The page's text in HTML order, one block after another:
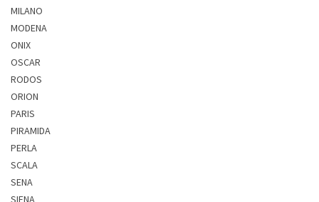
MILANO
MODENA
ONIX
OSCAR
RODOS
ORION
PARIS
PIRAMIDA
PERLA
SCALA
SENA
SIENA